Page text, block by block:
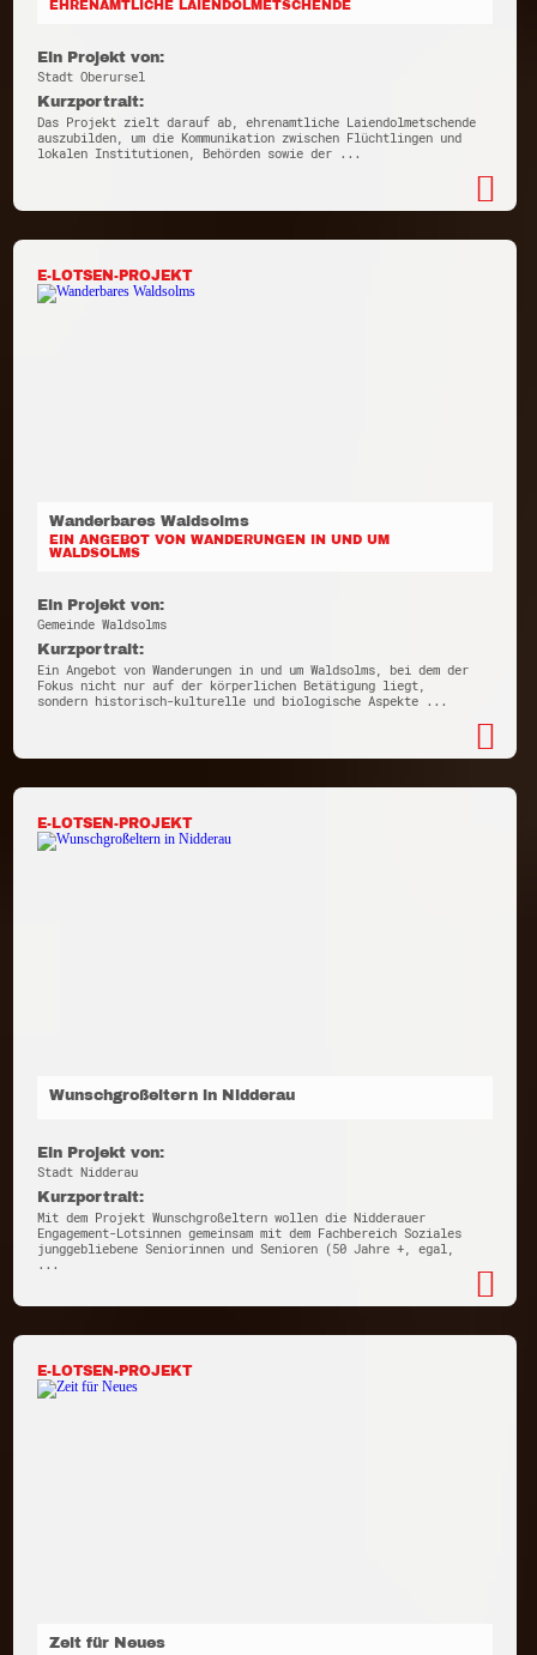
EHRENAMTLICHE LAIENDOLMETSCHENDE
Ein Projekt von:
Stadt Oberursel
Kurzportrait:
Das Projekt zielt darauf ab, ehrenamtliche Laiendolmetschende
auszubilden, um die Kommunikation zwischen Flüchtlingen und
lokalen Institutionen, Behörden sowie der ...
E-LOTSEN-PROJEKT
Wanderbares Waldsolms
EIN ANGEBOT VON WANDERUNGEN IN UND UM
WALDSOLMS
Ein Projekt von:
Gemeinde Waldsolms
Kurzportrait:
Ein Angebot von Wanderungen in und um Waldsolms, bei dem der
Fokus nicht nur auf der körperlichen Betätigung liegt,
sondern historisch-kulturelle und biologische Aspekte ...
E-LOTSEN-PROJEKT
Wunschgroßeltern in Nidderau
Ein Projekt von:
Stadt Nidderau
Kurzportrait:
Mit dem Projekt Wunschgroßeltern wollen die Nidderauer
Engagement-Lotsinnen gemeinsam mit dem Fachbereich Soziales
junggebliebene Seniorinnen und Senioren (50 Jahre +, egal,
...
E-LOTSEN-PROJEKT
Zeit für Neues